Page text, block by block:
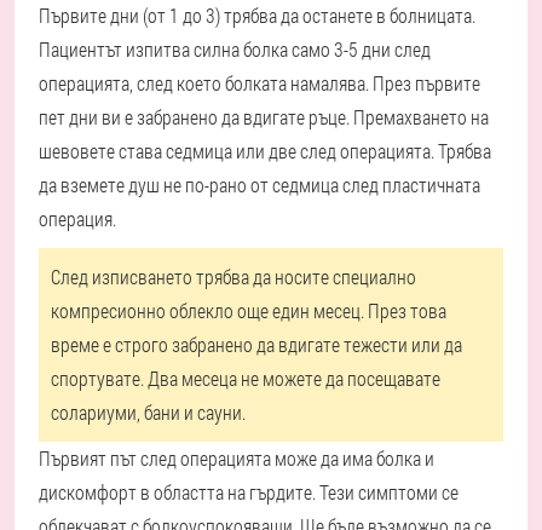
Първите дни (от 1 до 3) трябва да останете в болницата.
Пациентът изпитва силна болка само 3-5 дни след
операцията, след което болката намалява. През първите
пет дни ви е забранено да вдигате ръце. Премахването на
шевовете става седмица или две след операцията. Трябва
да вземете душ не по-рано от седмица след пластичната
операция.
След изписването трябва да носите специално
компресионно облекло още един месец. През това
време е строго забранено да вдигате тежести или да
спортувате. Два месеца не можете да посещавате
солариуми, бани и сауни.
Първият път след операцията може да има болка и
дискомфорт в областта на гърдите. Тези симптоми се